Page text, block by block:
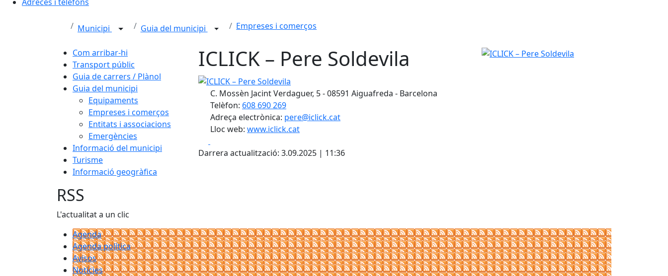
Municipi Guia del municipi Empreses i comerços
Com arribar-hi
Transport públic
Guia de carrers / Plànol
Guia del municipi
Equipaments
Empreses i comerços
Entitats i associacions
Emergències
Informació del municipi
Turisme
Informació geogràfica
ICLICK – Pere Soldevila
ICLICK – Pere Soldevila
C. Mossèn Jacint Verdaguer, 5 - 08591 Aiguafreda - Barcelona
Telèfon: 608 690 269
Adreça electrònica: pere@iclick.cat
Lloc web: www.iclick.cat
Darrera actualització: 3.09.2025 | 11:36
ICLICK – Pere Soldevila
RSS
L'actualitat a un clic
Agenda
Agenda política
Avisos
Notícies